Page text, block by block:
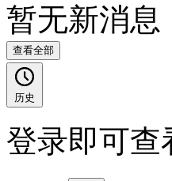
暂无新消息
查看全部
历史
登录即可查